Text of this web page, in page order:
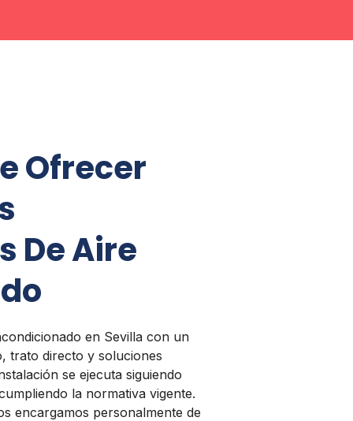
Ofrecer
De Aire
en Sevilla con un
trato directo y soluciones
se ejecuta siguiendo
la normativa vigente.
encargamos personalmente de